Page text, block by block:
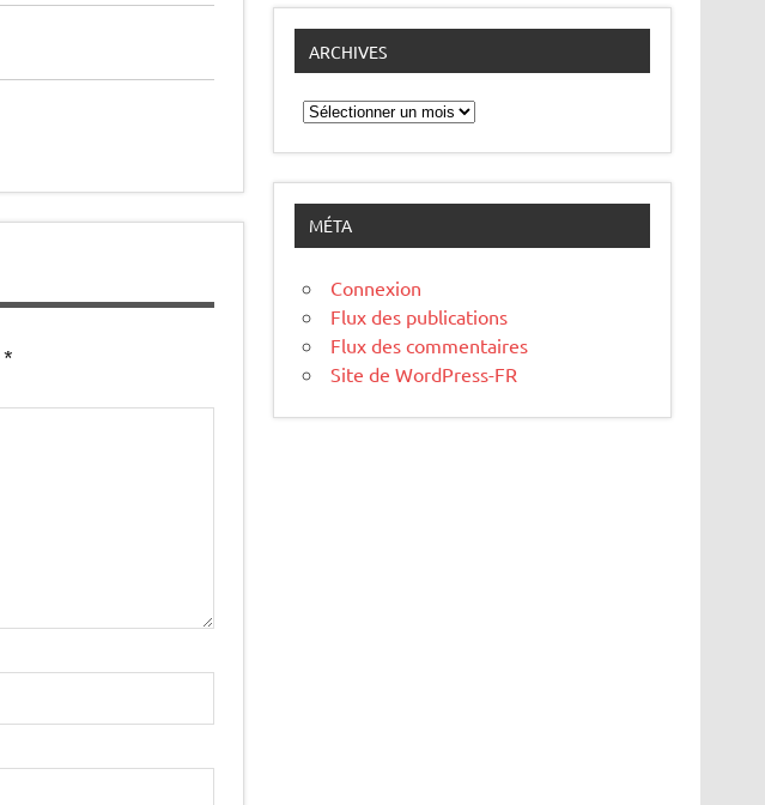
*
ARCHIVES
Archives
MÉTA
Connexion
Flux des publications
Flux des commentaires
Site de WordPress-FR